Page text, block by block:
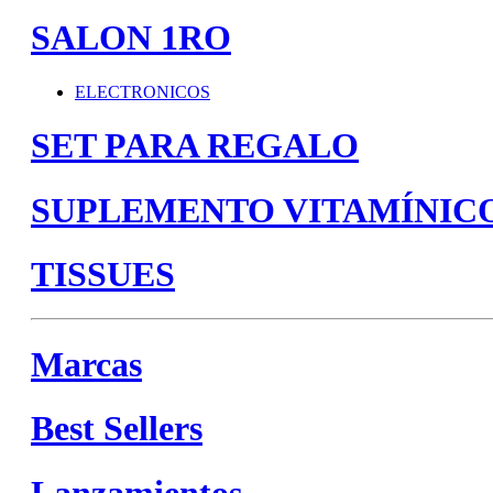
SALON 1RO
ELECTRONICOS
SET PARA REGALO
SUPLEMENTO
TISSUES
Marcas
Best Sellers